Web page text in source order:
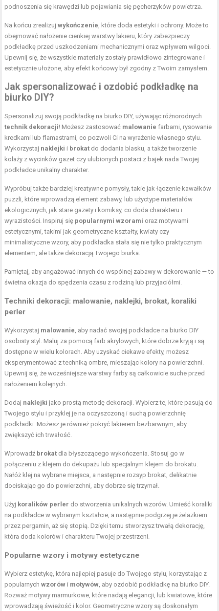
podnoszenia się krawędzi lub pojawiania się pęcherzyków powietrza.
Na końcu zrealizujwykończenie , które doda estetyki i ochrony. Może to
obejmować nałożenie cienkiej warstwy lakieru, który zabezpieczy
podkładkę przed uszkodzeniami mechanicznymi oraz wpływem wilgoci.
Upewnij się, że wszystkie materiały zostały prawidłowo zintegrowane i
estetycznie ułożone, aby efekt końcowy był zgodny z Twoim zamysłem.
Jak spersonalizować i ozdobić podkładkę na
biurko DIY?
Spersonalizuj swoją podkładkę na biurko DIY, używając różnorodnych
technik dekoracji! Możesz zastosować malowanie farbami, rysowanie
kredkami lub flamastrami, co pozwoli Ci na wyrażenie własnego stylu.
Wykorzystaj naklejki i brokat do dodania blasku, a także tworzenie
kolaży z wycinków gazet czy ulubionych postaci z bajek nada Twojej
podkładce unikalny charakter.
Wypróbuj także bardziej kreatywne pomysły, takie jak łączenie kawałków
puzzli, które wprowadzą element zabawy, lub użyctype materiałów
ekologicznych, jak stare gazety i komiksy, co doda charakteru i
wyrazistości. Inspiruj się popularnymi wzorami oraz motywami
estetycznymi, takimi jak geometryczne kształty, kwiaty czy
minimalistyczne wzory, aby podkładka stała się nie tylko praktycznym
elementem, ale także dekoracją Twojego biurka.
Pamiętaj, aby angażować innych do wspólnej zabawy w dekorowanie — to
świetna okazja do spędzenia czasu z rodziną lub przyjaciółmi.
Techniki dekoracji: malowanie, naklejki, brokat, koraliki
perler
Wykorzystaj malowanie , aby nadać swojej podkładce na biurko DIY
osobisty styl. Maluj za pomocą farb akrylowych, które dobrze kryją i są
dostępne w wielu kolorach. Aby uzyskać ciekawe efekty, możesz
eksperymentować z techniką ombre, mieszając kolory na powierzchni.
Upewnij się, że wcześniejsze warstwy farby są całkowicie suche przed
nałożeniem kolejnych.
Dodaj naklejki jako prostą metodę dekoracji. Wybierz te, które pasują do
Twojego stylu i przyklej je na oczyszczoną i suchą powierzchnię
podkładki. Możesz je również pokryć lakierem bezbarwnym, aby
zwiększyć ich trwałość.
Wprowadź brokat dla błyszczącego wykończenia. Stosuj go w
połączeniu z klejem do dekupażu lub specjalnym klejem do brokatu.
Nałóż klej na wybrane miejsca, a następnie rozsyp brokat, delikatnie
dociskając go do powierzchni, aby dobrze się trzymał.
Użyj koralików perler do stworzenia unikalnych wzorów. Umieść koraliki
na podkładce w wybranym kształcie, a następnie podgrzej je żelazkiem
przez pergamin, aż się stopią. Dzięki temu stworzysz trwałą dekorację,
która doda kolorów i charakteru Twojej przestrzeni.
Popularne wzory i motywy estetyczne
Wybierz estetykę, która najlepiej pasuje do Twojego stylu, korzystając z
popularnychwzorów i motywów , aby ozdobić podkładkę na biurko DIY.
Rozważ motywy marmurkowe, które nadają elegancji, lub kwiatowe, które
wprowadzają świeżość i kolor. Geometryczne wzory są doskonałym